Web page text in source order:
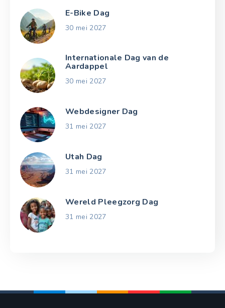
E-Bike Dag
30 mei 2027
Internationale Dag van de
Aardappel
30 mei 2027
Webdesigner Dag
31 mei 2027
Utah Dag
31 mei 2027
Wereld Pleegzorg Dag
31 mei 2027